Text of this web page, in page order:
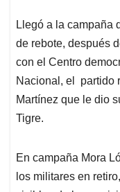
Llegó a la campaña
de rebote, después
con el Centro
Nacional, el partido
Martínez que le dio
Tigre.
En campaña Mora
los militares en